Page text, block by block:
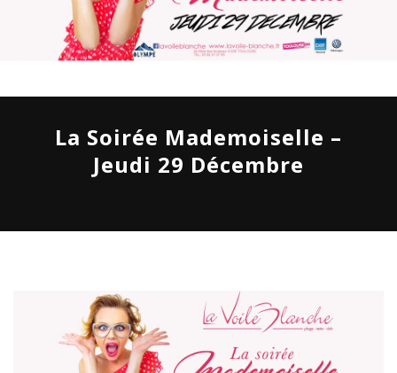
CONTACT
La Soirée Mademoiselle –
Jeudi 29 Décembre